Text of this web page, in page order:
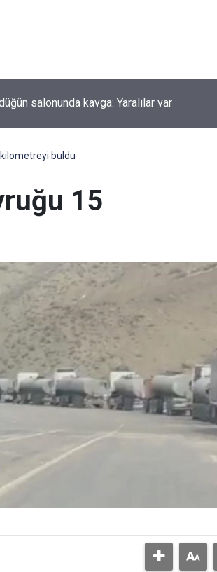
salonunda kavga: Yaralılar var
kilometreyi buldu
15